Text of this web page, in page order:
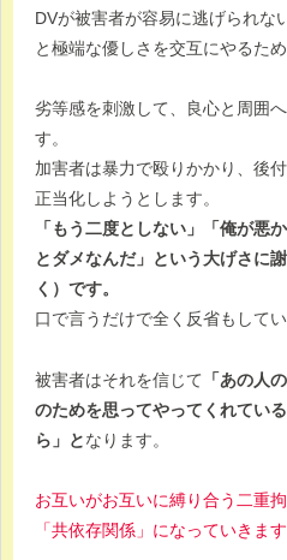
DVが被害者が容易に逃げられな
と極端な優しさを交互にやるため
劣等感を刺激して、良心と周囲
す。
加害者は暴力で殴りかかり、後
正当化しようとします。
「もう二度としない」「俺が悪
とダメなんだ」という大げさに
く）です。
口で言うだけで全く反省もしてい
被害者はそれを信じて
「あの人
のためを思ってやってくれてい
ら」となります。
お互いがお互いに縛り合う二重
「共依存関係」になっていきます